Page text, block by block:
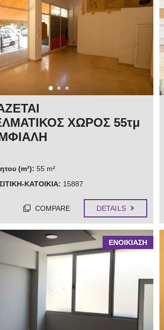
ΧΩΡΟΣ 55τμ
(m²): 55 m²
ΚΑΤΟΙΚΙΑ: 15887
COMPARE DETAILS
ΕΝΟΙΚΙΑΣΗ